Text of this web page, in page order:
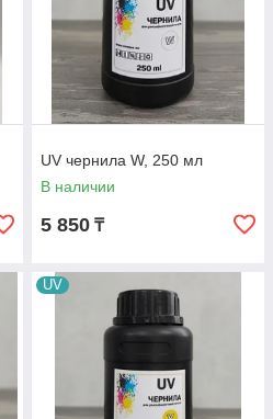
UV чернила W, 250 мл
В наличии
5 850 ₸
UV